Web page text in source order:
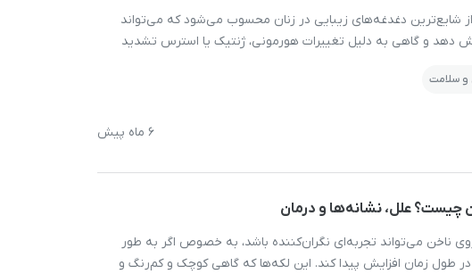
شایع‌ترین دغدغه‌های زیبایی در زنان محسوب می‌شود که می‌تواند
دهد و گاهی به دلیل تغییرات هورمونی، ژنتیک یا استرس تشدید
از راهکارهای خانگی ساده و روش‌های پزشکی مدرن […]
و سلامت
6 ماه پیش
چیست؟ علل، نشانه‌ها و درمان
ناخن می‌تواند تجربه‌ای نگران‌کننده باشد، به خصوص اگر به‌ طور
در طول زمان افزایش پیدا کند. این لکه‌ها که گاهی کوچک و کم‌رنگ و